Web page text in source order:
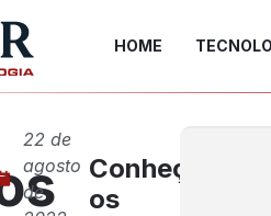
HOME
22 de
agosto
de
Conheça
os